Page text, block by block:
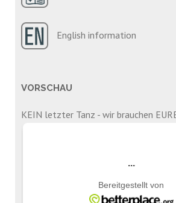
English information
VORSCHAU
KEIN letzter Tanz - wir brauchen